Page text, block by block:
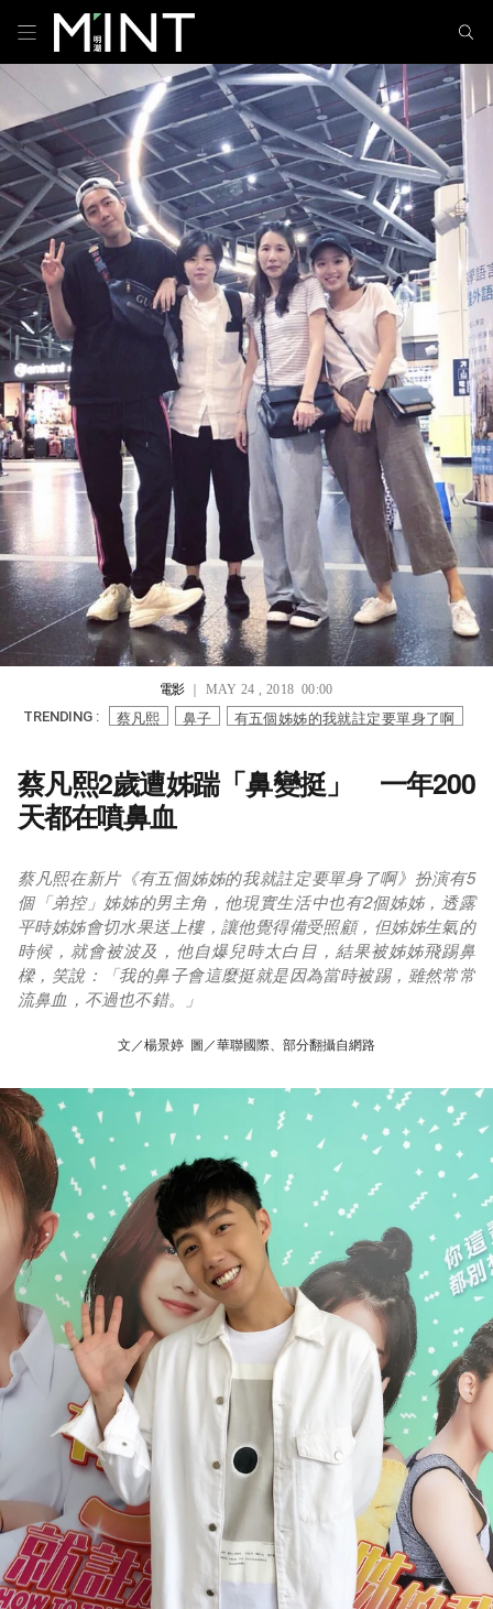
電影｜ MAY 24 , 2018 00:00
TRENDING : 蔡凡熙 鼻子 有五個姊姊的我就註定要單身了啊
蔡凡熙2歲遭姊踹「鼻變挺」 一年200
天都在噴鼻血
蔡凡熙在新片《有五個姊姊的我就註定要單身了啊》扮演有5
個「弟控」姊姊的男主角，他現實生活中也有2個姊姊，透露
平時姊姊會切水果送上樓，讓他覺得備受照顧，但姊姊生氣的
時候，就會被波及，他自爆兒時太白目，結果被姊姊飛踢鼻
樑，笑說：「我的鼻子會這麼挺就是因為當時被踢，雖然常常
流鼻血，不過也不錯。」
文／楊景婷 圖／華聯國際、部分翻攝自網路